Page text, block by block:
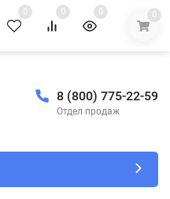
0 0 0 0
8 (800) 775-22-59
Отдел продаж